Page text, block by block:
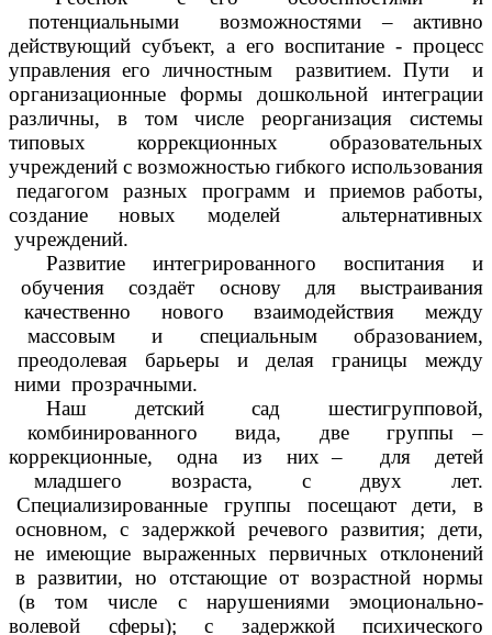
потенциальными возможностями – активно
действующий субъект, а его воспитание - процесс
управления его личностным развитием. Пути и
организационные формы дошкольной интеграции
различны, в том числе реорганизация системы
типовых коррекционных образовательных
учреждений с возможностью гибкого использования
педагогом разных программ и приемов работы,
создание новых моделей альтернативных
учреждений.
Развитие интегрированного воспитания и
обучения создаёт основу для выстраивания
качественно нового взаимодействия между
массовым и специальным образованием,
преодолевая барьеры и делая границы между
ними прозрачными.
Наш детский сад шестигрупповой,
комбинированного вида, две группы –
коррекционные, одна из них – для детей
младшего возраста, с двух лет.
Специализированные группы посещают дети, в
основном, с задержкой речевого развития; дети,
не имеющие выраженных первичных отклонений
в развитии, но отстающие от возрастной нормы
(в том числе с нарушениями эмоционально-
волевой сферы); с задержкой психического